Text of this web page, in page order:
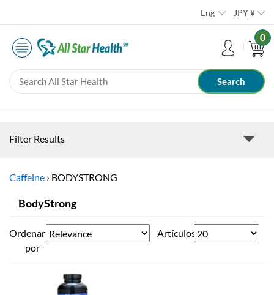
Eng JPY¥
0
Filter Results
Caffeine › BODYSTRONG
BodyStrong
Ordenar
por
Artículos